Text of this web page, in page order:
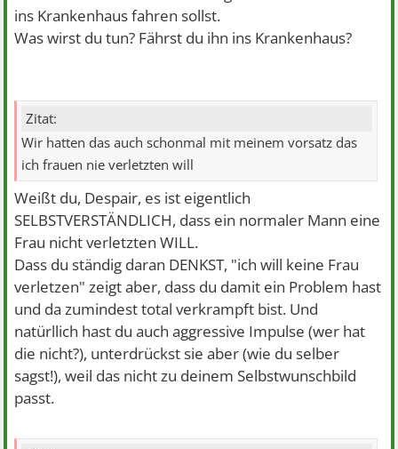
ins Krankenhaus fahren sollst.
Was wirst du tun? Fährst du ihn ins Krankenhaus?
Zitat:
Wir hatten das auch schonmal mit meinem vorsatz das
ich frauen nie verletzten will
Weißt du, Despair, es ist eigentlich
SELBSTVERSTÄNDLICH, dass ein normaler Mann eine
Frau nicht verletzten WILL.
Dass du ständig daran DENKST, "ich will keine Frau
verletzen" zeigt aber, dass du damit ein Problem hast
und da zumindest total verkrampft bist. Und
natürllich hast du auch aggressive Impulse (wer hat
die nicht?), unterdrückst sie aber (wie du selber
sagst!), weil das nicht zu deinem Selbstwunschbild
passt.